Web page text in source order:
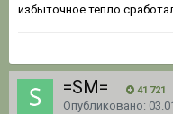
избыточное тепло
=SM= 41 721
Опубликовано: